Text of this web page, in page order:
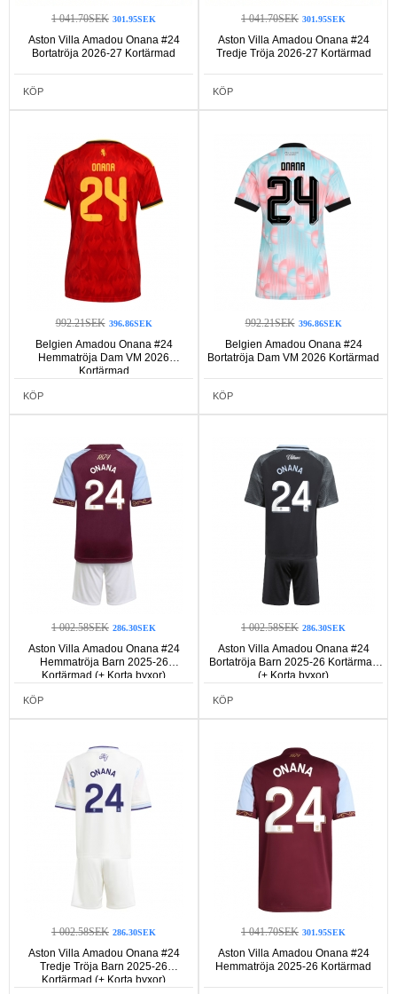
1 041.70SEK 301.95SEK
Aston Villa Amadou Onana #24
Bortatröja 2026-27 Kortärmad
KÖP
1 041.70SEK 301.95SEK
Aston Villa Amadou Onana #24
Tredje Tröja 2026-27 Kortärmad
KÖP
992.21SEK 396.86SEK
Belgien Amadou Onana #24
Hemmatröja Dam VM 2026
Kortärmad
KÖP
992.21SEK 396.86SEK
Belgien Amadou Onana #24
Bortatröja Dam VM 2026 Kortärmad
KÖP
1 002.58SEK 286.30SEK
Aston Villa Amadou Onana #24
Hemmatröja Barn 2025-26
Kortärmad (+ Korta byxor)
KÖP
1 002.58SEK 286.30SEK
Aston Villa Amadou Onana #24
Bortatröja Barn 2025-26 Kortärmad
(+ Korta byxor)
KÖP
1 002.58SEK 286.30SEK
Aston Villa Amadou Onana #24
Tredje Tröja Barn 2025-26
Kortärmad (+ Korta byxor)
1 041.70SEK 301.95SEK
Aston Villa Amadou Onana #24
Hemmatröja 2025-26 Kortärmad